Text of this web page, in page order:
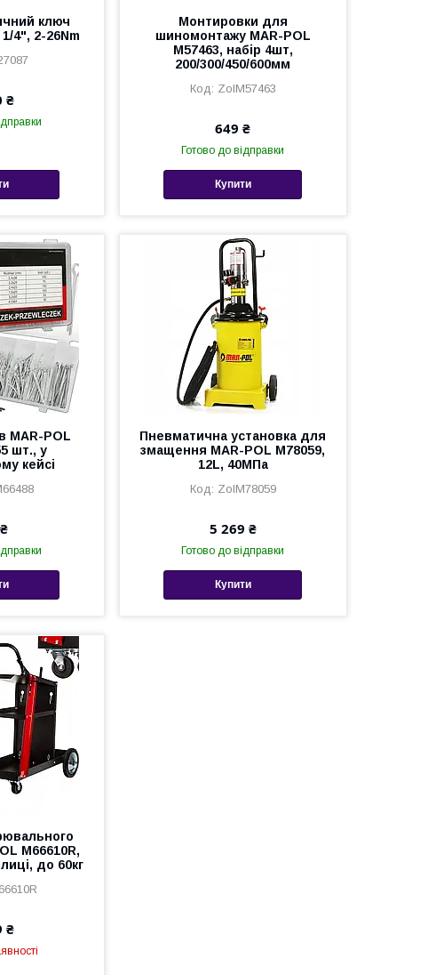
ключ
4", 2-26Nm
₴
Монтировки для
шиномонтажу MAR-POL
M57463, набір 4шт,
200/300/450/600мм
ZolM57463
649 ₴
Готово до відправки
Купити
MAR-POL
шт., у
кейсі
Пневматична установка для
змащення MAR-POL M78059,
12L, 40МПа
ZolM78059
5 269 ₴
Готово до відправки
Купити
M66610R,
до 60кг
₴